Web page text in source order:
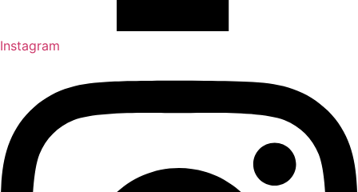
Instagram